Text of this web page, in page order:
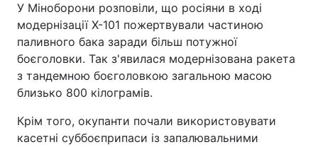
Тема оформлення
У Міноборони розповіли, що росіяни в ході
модернізації Х-101 пожертвували частиною
паливного бака заради більш потужної
боєголовки. Так з'явилася модернізована ракета
з тандемною боєголовкою загальною масою
близько 800 кілограмів.
Крім того, окупанти почали використовувати
касетні суббоєприпаси із запалювальними